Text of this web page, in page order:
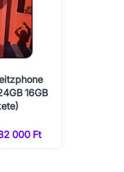
16GB
000 Ft